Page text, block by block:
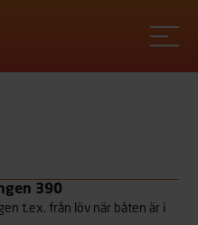
390
t.ex. från löv när båten är i